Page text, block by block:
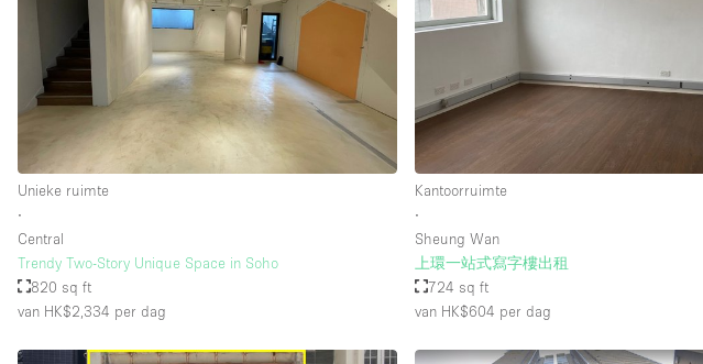
Unieke ruimte
∙
Central
Trendy Two-Story Unique Space in Soho
820 sq ft
van HK$2,334 per dag
Kantoorruimte
∙
Sheung Wan
上環一站式寫字樓出租
724 sq ft
van HK$604 per dag